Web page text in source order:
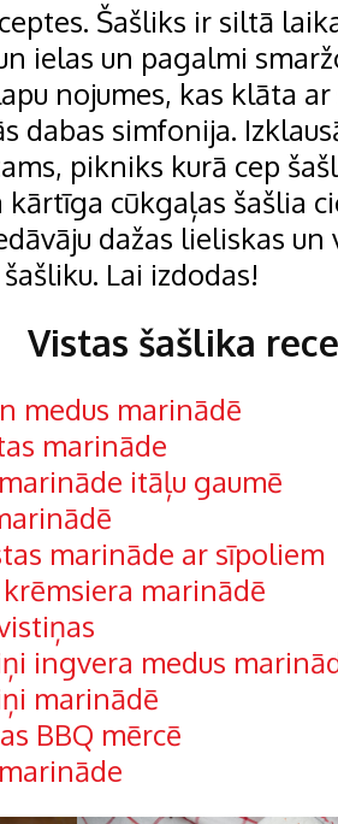
Šašliks ir siltā
ielas un pagalmi
nojumes, kas klāta ar
dabas simfonija.
pikniks kurā cep
kārtīga cūkgaļas šašlia
dažas lieliskas
Lai izdodas!
Vistas šašlika
medus marinādē
marināde
itāļu gaumē
marināde ar sīpoliem
marinādē
ingvera medus
marinādē
BBQ mērcē